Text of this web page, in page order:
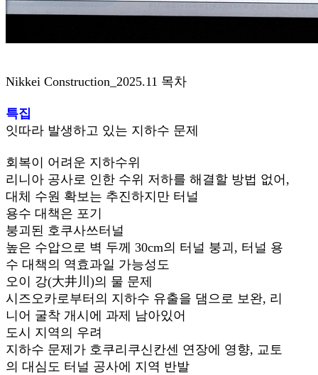
Nikkei Construction_2025.11 목차
특집
잇따라 발생하고 있는 지하수 문제
회복이 어려운 지하수위
리니아 공사로 인한 수위 저하를 해결할 방법 없어,
대체 수원 확보는 추진하지만 터널
용수 대책은 포기
붕괴된 호쿠사쓰터널
높은 수압으로 벽 두께 30cm의 터널 붕괴, 터널 용
수 대책의 역효과일 가능성도
오이 강(大井川)의 물 문제
시즈오카로부터의 지하수 유출을 댐으로 보완, 리
니어 굴착 개시에 과제 남아있어
도시 지역의 우려
지하수 문제가 호쿠리쿠신칸센 연장에 영향, 교토
의 대심도 터널 공사에 지역 반발